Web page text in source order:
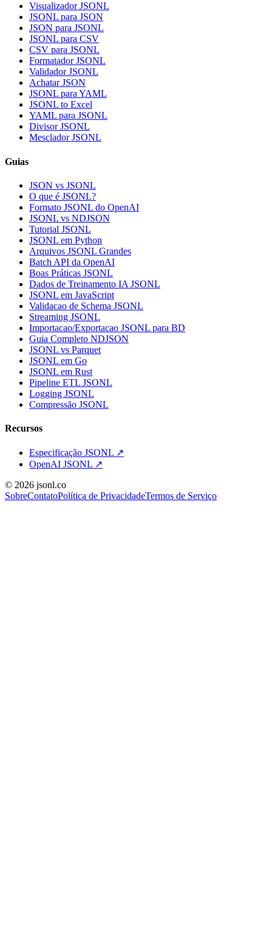
Visualizador JSONL
JSONL para JSON
JSON para JSONL
JSONL para CSV
CSV para JSONL
Formatador JSONL
Validador JSONL
Achatar JSON
JSONL para YAML
JSONL to Excel
YAML para JSONL
Divisor JSONL
Mesclador JSONL
Guias
JSON vs JSONL
O que é JSONL?
Formato JSONL do OpenAI
JSONL vs NDJSON
Tutorial JSONL
JSONL em Python
Arquivos JSONL Grandes
Batch API da OpenAI
Boas Práticas JSONL
Dados de Treinamento IA JSONL
JSONL em JavaScript
Validacao de Schema JSONL
Streaming JSONL
Importacao/Exportacao JSONL para BD
Guia Completo NDJSON
JSONL vs Parquet
JSONL em Go
JSONL em Rust
Pipeline ETL JSONL
Logging JSONL
Compressão JSONL
Recursos
Especificação JSONL ↗
OpenAI JSONL ↗
© 2026 jsonl.co
SobreContatoPolítica de PrivacidadeTermos de Serviço